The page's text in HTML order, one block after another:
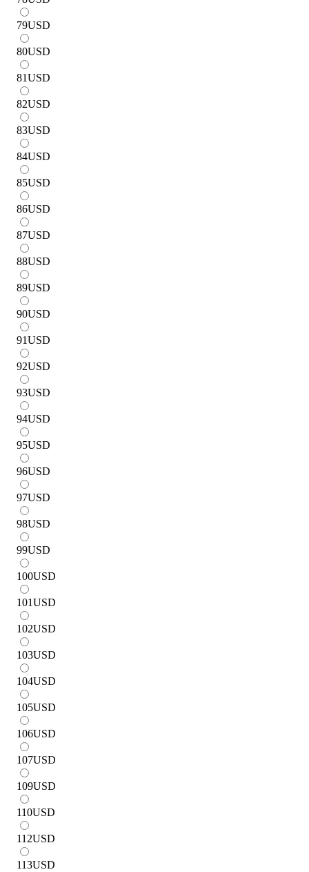
79USD
80USD
81USD
82USD
83USD
84USD
85USD
86USD
87USD
88USD
89USD
90USD
91USD
92USD
93USD
94USD
95USD
96USD
97USD
98USD
99USD
100USD
101USD
102USD
103USD
104USD
105USD
106USD
107USD
109USD
110USD
112USD
113USD